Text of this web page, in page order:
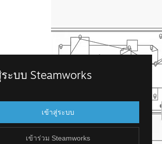
ระบบ Steamworks
เข้าสู่ระบบ
เข้าร่วม Steamworks
เข้าร่วม Steamworks
Steam ที่คุณมีอยู่แล้ว แต่ถ้าคุณไม่มีบัญชี
น่ะหรือ? คุณสามารถสร้างได้ไม่ยาก